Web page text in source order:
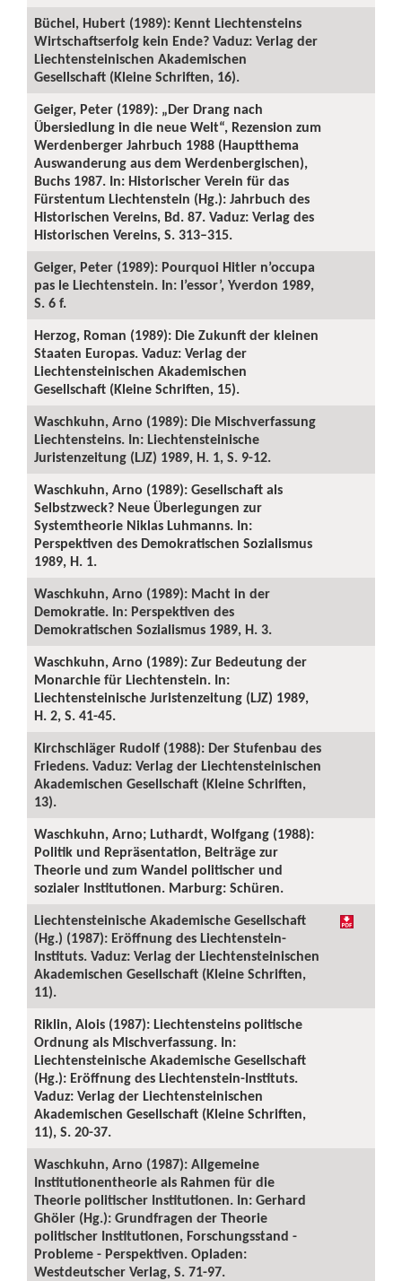
Büchel, Hubert (1989): Kennt Liechtensteins
Wirtschaftserfolg kein Ende? Vaduz: Verlag der
Liechtensteinischen Akademischen
Gesellschaft (Kleine Schriften, 16).
Geiger, Peter (1989): „Der Drang nach
Übersiedlung in die neue Welt“, Rezension zum
Werdenberger Jahrbuch 1988 (Hauptthema
Auswanderung aus dem Werdenbergischen),
Buchs 1987. In: Historischer Verein für das
Fürstentum Liechtenstein (Hg.): Jahrbuch des
Historischen Vereins, Bd. 87. Vaduz: Verlag des
Historischen Vereins, S. 313–315.
Geiger, Peter (1989): Pourquoi Hitler n’occupa
pas le Liechtenstein. In: l’essor’, Yverdon 1989,
S. 6 f.
Herzog, Roman (1989): Die Zukunft der kleinen
Staaten Europas. Vaduz: Verlag der
Liechtensteinischen Akademischen
Gesellschaft (Kleine Schriften, 15).
Waschkuhn, Arno (1989): Die Mischverfassung
Liechtensteins. In: Liechtensteinische
Juristenzeitung (LJZ) 1989, H. 1, S. 9-12.
Waschkuhn, Arno (1989): Gesellschaft als
Selbstzweck? Neue Überlegungen zur
Systemtheorie Niklas Luhmanns. In:
Perspektiven des Demokratischen Sozialismus
1989, H. 1.
Waschkuhn, Arno (1989): Macht in der
Demokratie. In: Perspektiven des
Demokratischen Sozialismus 1989, H. 3.
Waschkuhn, Arno (1989): Zur Bedeutung der
Monarchie für Liechtenstein. In:
Liechtensteinische Juristenzeitung (LJZ) 1989,
H. 2, S. 41-45.
Kirchschläger Rudolf (1988): Der Stufenbau des
Friedens. Vaduz: Verlag der Liechtensteinischen
Akademischen Gesellschaft (Kleine Schriften,
13).
Waschkuhn, Arno; Luthardt, Wolfgang (1988):
Politik und Repräsentation, Beiträge zur
Theorie und zum Wandel politischer und
sozialer Institutionen. Marburg: Schüren.
Liechtensteinische Akademische Gesellschaft
(Hg.) (1987): Eröffnung des Liechtenstein-
Instituts. Vaduz: Verlag der Liechtensteinischen
Akademischen Gesellschaft (Kleine Schriften,
11).
Riklin, Alois (1987): Liechtensteins politische
Ordnung als Mischverfassung. In:
Liechtensteinische Akademische Gesellschaft
(Hg.): Eröffnung des Liechtenstein-Instituts.
Vaduz: Verlag der Liechtensteinischen
Akademischen Gesellschaft (Kleine Schriften,
11), S. 20-37.
Waschkuhn, Arno (1987): Allgemeine
Institutionentheorie als Rahmen für die
Theorie politischer Institutionen. In: Gerhard
Ghöler (Hg.): Grundfragen der Theorie
politischer Institutionen, Forschungsstand -
Probleme - Perspektiven. Opladen:
Westdeutscher Verlag, S. 71-97.